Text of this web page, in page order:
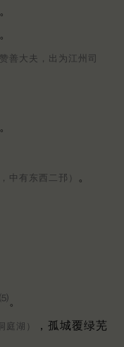
善大夫，出为江州司
中有东西二邘）
。
⑸。
庭湖） ，孤城覆绿芜